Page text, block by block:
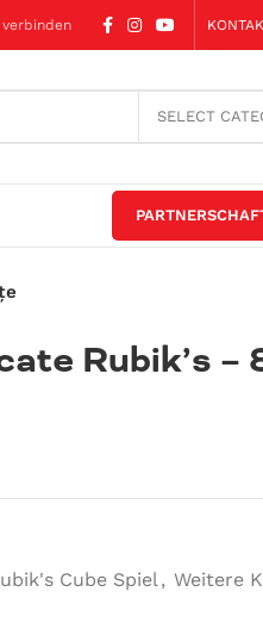
verbinden
SELECT
Rubik’s –
Cube Spiel, Weitere